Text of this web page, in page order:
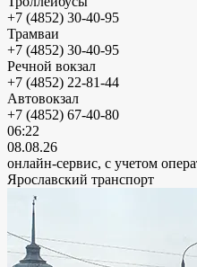
+7 (4852) 30-40-95
Трамваи
+7 (4852) 30-40-95
Речной вокзал
+7 (4852) 22-81-44
Автовокзал
+7 (4852) 67-40-80
06:22
08.08.26
онлайн-сервис, с учетом
Ярославский транспорт